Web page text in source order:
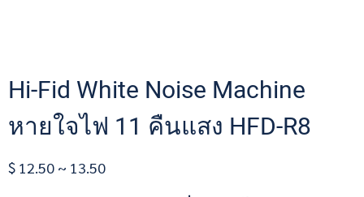
Hi-Fid White Noise Machine
หายใจไฟ 11 คืนแสง HFD-R8
$ 12.50 ~ 13.50